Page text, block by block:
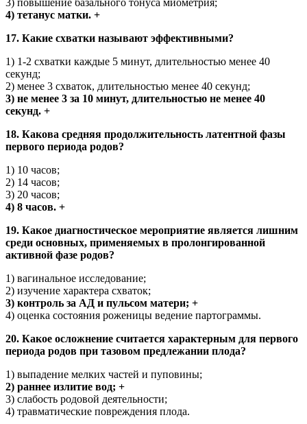
4) тетанус матки. +
17. Какие схватки называют эффективными?
1) 1-2 схватки каждые 5 минут, длительностью менее 40
секунд;
2) менее 3 схваток, длительностью менее 40 секунд;
3) не менее 3 за 10 минут, длительностью не менее 40
секунд. +
18. Какова средняя продолжительность латентной фазы
первого периода родов?
1) 10 часов;
2) 14 часов;
3) 20 часов;
4) 8 часов. +
19. Какое диагностическое мероприятие является лишним
среди основных, применяемых в пролонгированной
активной фазе родов?
1) вагинальное исследование;
2) изучение характера схваток;
3) контроль за АД и пульсом матери; +
4) оценка состояния роженицы ведение партограммы.
20. Какое осложнение считается характерным для первого
периода родов при тазовом предлежании плода?
1) выпадение мелких частей и пуповины;
2) раннее излитие вод; +
3) слабость родовой деятельности;
4) травматические повреждения плода.